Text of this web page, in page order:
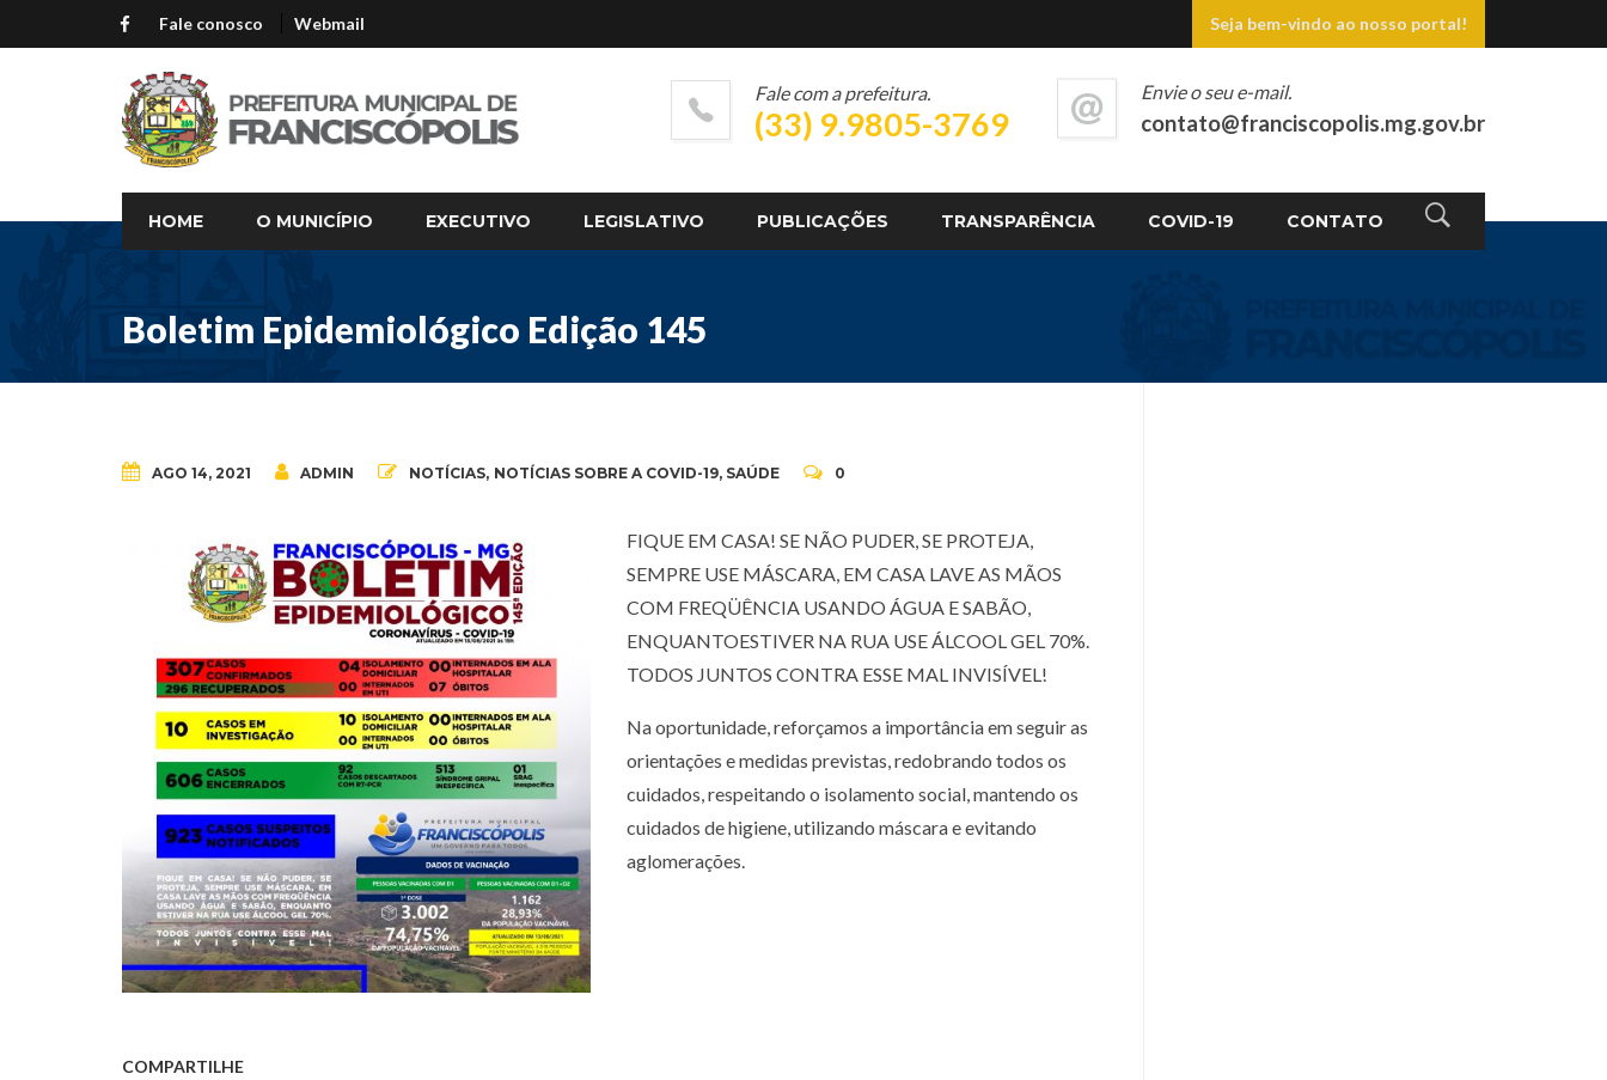
Seja bem-vindo ao nosso portal!
Fale conosco Webmail
HOME O MUNICÍPIO EXECUTIVO LEGISLATIVO PUBLICAÇÕES TRANSPARÊNCIA COVID-19 CONTATO
Envie o seu e-mail.
contato@franciscopolis.mg.gov.br
Fale com a prefeitura.
(33) 9.9805-3769
Boletim Epidemiológico Edição 145
AGO 14, 2021 ADMIN NOTÍCIAS, NOTÍCIAS SOBRE A COVID-19, SAÚDE 0
FIQUE EM CASA! SE NÃO PUDER, SE PROTEJA,
SEMPRE USE MÁSCARA, EM CASA LAVE AS MÃOS
COM FREQÜÊNCIA USANDO ÁGUA E SABÃO,
ENQUANTOESTIVER NA RUA USE ÁLCOOL GEL 70%.
TODOS JUNTOS CONTRA ESSE MAL INVISÍVEL!
Na oportunidade, reforçamos a importância em seguir as
orientações e medidas previstas, redobrando todos os
cuidados, respeitando o isolamento social, mantendo os
cuidados de higiene, utilizando máscara e evitando
aglomerações.
COMPARTILHE